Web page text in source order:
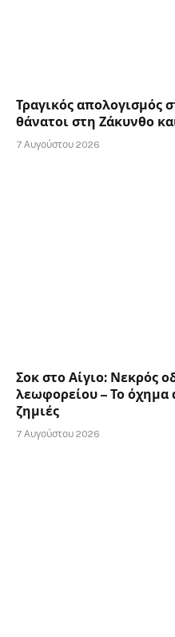
Τραγικός απολογισμός
θάνατοι στη Ζάκυνθο
7 Αυγούστου 2026
Σοκ στο Αίγιο: Νεκρός
λεωφορείου – Το
ζημιές
7 Αυγούστου 2026